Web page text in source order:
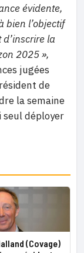
évidente,
bien l’objectif
la
2025»,
jugées
de
la semaine
seul déployer
(Covage)